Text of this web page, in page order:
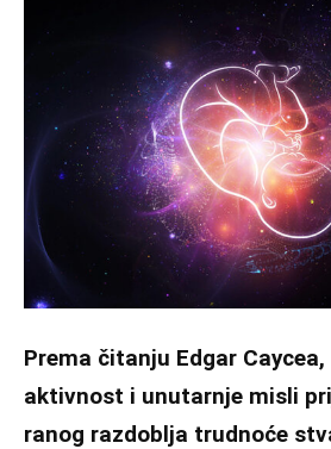
Prema čitanju Edgar Caycea,
aktivnost i unutarnje misli
ranog razdoblja trudnoće